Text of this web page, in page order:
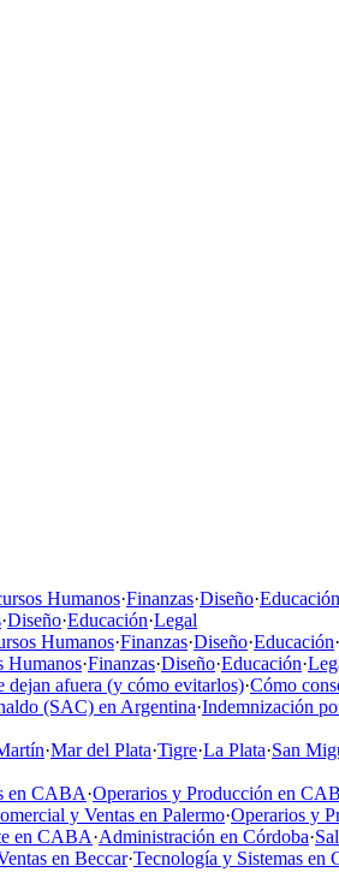
Humanos·Finanzas·Diseño·Educación
·Diseño·Educación·Legal
Humanos·Finanzas·Diseño·Educación·
Humanos·Finanzas·Diseño·Educación·
dejan afuera (y cómo evitarlos)·Cómo
(SAC) en Argentina·Indemnización
·Mar del Plata·Tigre·La Plata·San
en CABA·Operarios y Producción en
y Ventas en Palermo·Operarios y
en CABA·Administración en Córdoba·
en Beccar·Tecnología y Sistemas en